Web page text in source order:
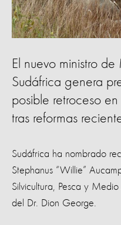
El nuevo ministro
Sudáfrica genera
posible retroceso
tras reformas
Sudáfrica ha nombrado
Stephanus “Willie”
Silvicultura, Pesca y
del Dr. Dion George.